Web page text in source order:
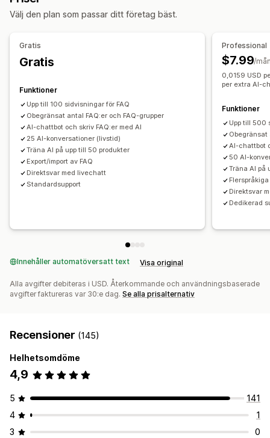
Visningsalternativ
Samlingssida
Mobilanpassning
Anpassade teckensnitt och färger
SEO
Välj den plan som passar ditt företag bäst.
Gratis
Gratis
Funktioner
Upp till 100 sidvisningar för FAQ
Obegränsat antal FAQ:er och FAQ-grupper
AI-chattbot och skriv FAQ:er med AI
25 AI-konversationer (livstid)
Träna AI på upp till 50 produkter
Export/import av FAQ
Direktsvar med livechatt
Standardsupport
Professional
$7.99/
0,0159 USD
per extra AI-
Funktioner
Upp till 500
Obegränsat
AI-chattbot
50 AI-
Träna AI på
Flerspråkiga
Direktsvar
Dedikerad
Innehåller automatöversatt text Visa original
Alla avgifter debiteras i USD. Återkommande och användningsbaserade
avgifter faktureras var 30:e dag. Se alla prisalternativ
Recensioner (145)
Helhetsomdöme
4,9
5
141
4
1
3
0